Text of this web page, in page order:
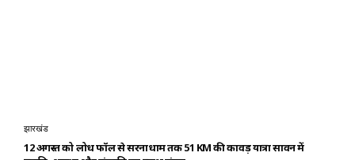
झारखंड
12 अगस्त को लोध फॉल से सरनाधाम तक 51 KM की कावड़ यात्रा सावन में